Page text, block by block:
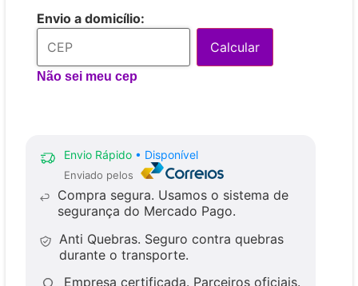
Envio a domicílio:
Calcular
Não sei meu cep
Envio Rápido • Disponível
Enviado pelos
Compra segura. Usamos o sistema de
segurança do Mercado Pago.
Anti Quebras. Seguro contra quebras
durante o transporte.
Empresa certificada. Parceiros oficiais.